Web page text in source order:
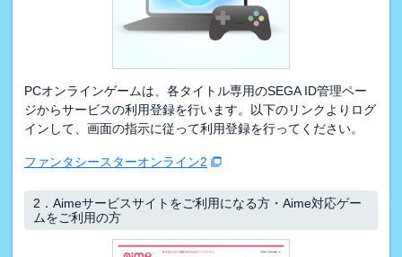
PCオンラインゲームは、各タイトル専用のSEGA ID管理ペー
ジからサービスの利用登録を行います。以下のリンクよりログ
インして、画面の指示に従って利用登録を行ってください。
ファンタシースターオンライン2
2．Aimeサービスサイトをご利用になる方・Aime対応ゲー
ムをご利用の方